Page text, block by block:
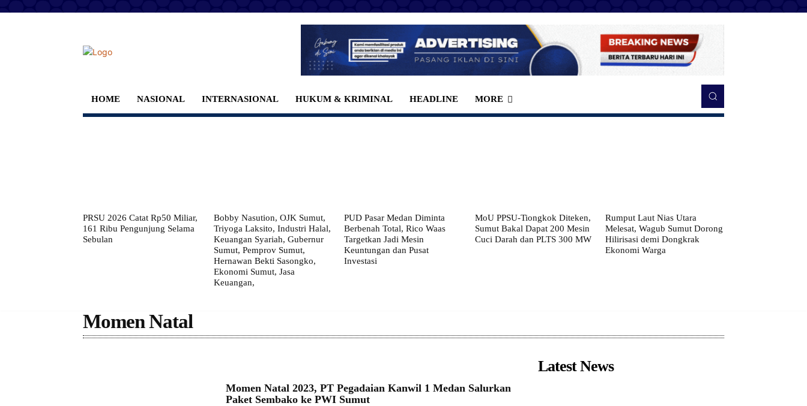
HOME NASIONAL INTERNASIONAL HUKUM & KRIMINAL HEADLINE MORE
PRSU 2026 Catat Rp50 Miliar,
161 Ribu Pengunjung Selama
Sebulan
Bobby Nasution, OJK Sumut,
Triyoga Laksito, Industri Halal,
Keuangan Syariah, Gubernur
Sumut, Pemprov Sumut,
Hernawan Bekti Sasongko,
Ekonomi Sumut, Jasa
Keuangan,
PUD Pasar Medan Diminta
Berbenah Total, Rico Waas
Targetkan Jadi Mesin
Keuntungan dan Pusat
Investasi
MoU PPSU-Tiongkok Diteken,
Sumut Bakal Dapat 200 Mesin
Cuci Darah dan PLTS 300 MW
Rumput Laut Nias Utara
Melesat, Wagub Sumut Dorong
Hilirisasi demi Dongkrak
Ekonomi Warga
Momen Natal
Momen Natal 2023, PT Pegadaian Kanwil 1 Medan Salurkan
Paket Sembako ke PWI Sumut
Latest News